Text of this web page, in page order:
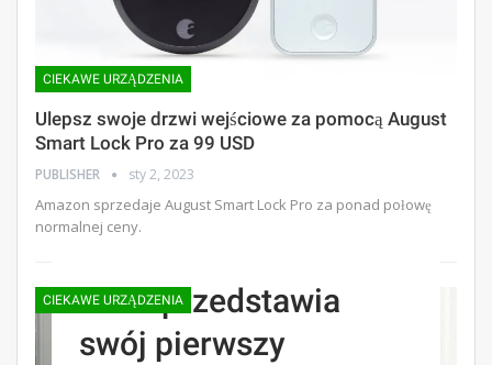
CIEKAWE URZĄDZENIA
Ulepsz swoje drzwi wejściowe za pomocą August
Smart Lock Pro za 99 USD
PUBLISHER sty 2, 2023
Amazon sprzedaje August Smart Lock Pro za ponad połowę
normalnej ceny.
CIEKAWE URZĄDZENIA
Blink przedstawia
swój pierwszy